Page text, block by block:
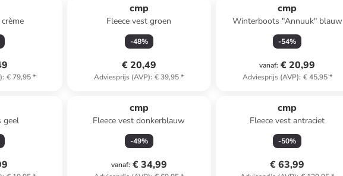
: € 79,95*
cmp
Fleece vest groen
-48%
€ 20,49
Adviesprijs (AVP): € 39,95*
cmp
Winterboots "Annuuk" blauw
-54%
vanaf: € 20,99
Adviesprijs (AVP): € 45,95*
geel
cmp
Fleece vest donkerblauw
-49%
vanaf: € 34,99
cmp
Fleece vest antraciet
-50%
€ 63,99